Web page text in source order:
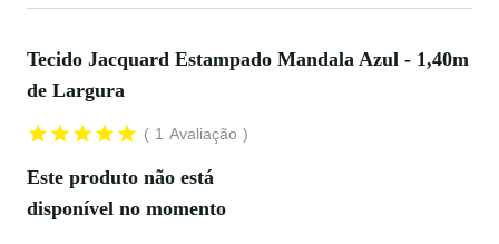
Tecido Jacquard Estampado Mandala Azul - 1,40m
de Largura
1 Avaliação
Este produto não está
disponível no momento